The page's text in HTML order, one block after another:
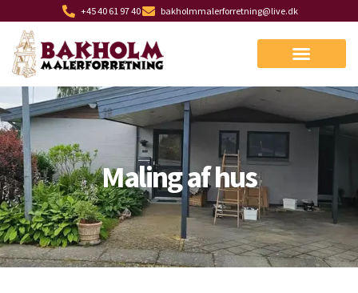
+45 40 61 97 40 bakholmmalerforretning@live.dk
Maling af hus